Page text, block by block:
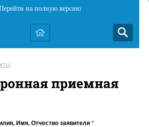
на полную версию
приемная
Имя, Отчество заявителя *